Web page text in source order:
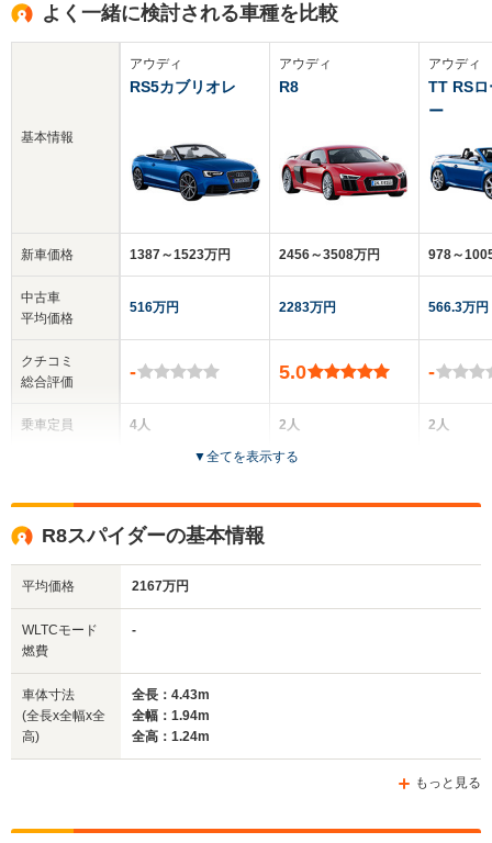
よく一緒に検討される車種を比較
基本情報
新車価格
中古車
平均価格
クチコミ
総合評価
乗車定員
サイズ
(全長x全幅x全高)
アウディ
RS5カブリオレ
1387～1523万円
516万円
-
4人
全高
1.38m
アウディ
R8
2456～3508万円
2283万円
5.0
2人
2ドア
アウディ
TT RS
ー
978～
566.3万円
-
2人
▼全てを表示する
R8スパイダーの基本情報
平均価格 2167万円
WLTCモード
燃費
-
車体寸法
(全長x全幅x全
高)
全長：4.43m
全幅：1.94m
全高：1.24m
もっと見る